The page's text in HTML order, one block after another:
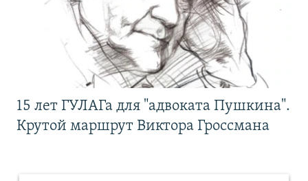
15 лет ГУЛАГа для "адвоката Пушкина".
Крутой маршрут Виктора Гроссмана